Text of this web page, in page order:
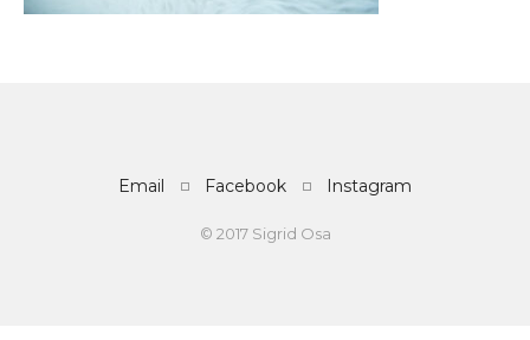
Email Facebook Instagram
© 2017 Sigrid Osa